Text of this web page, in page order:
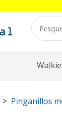
Pinganillos